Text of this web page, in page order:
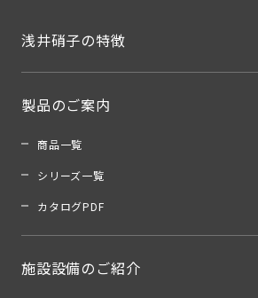
浅井硝子の特徴
製品のご案内
商品一覧
シリーズ一覧
カタログPDF
施設設備のご紹介